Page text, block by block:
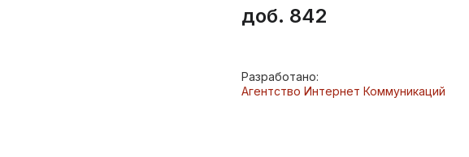
доб. 842
Разработано:
Агентство Интернет Коммуникаций